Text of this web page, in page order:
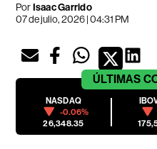
PorIsaac Garrido
07 de julio, 2026 | 04:31 PM
ÚLTIMAS
NASDAQ
-0.06%
26,348.35